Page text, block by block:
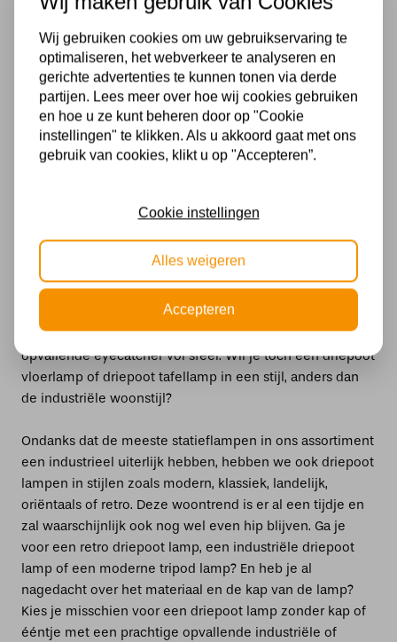
combineer deze met opvallende kleuren zoals
donkerblauw of groen. Qua materialen kun je de
industriële tripod lamp goed combineren met metaal,
ijzer of brons. De veelzijdige driepoot lamp heeft vele
opties wat betreft styling in jouw interieur!
Driepoot lamp kopen in verschillende
uitvoeringen
over drie poten beschikken, maar toch zijn al onze
diverse verschillende uitvoeringen als het gaat om tripod
lampen. Driepoot lampen zijn tijdloos en hebben een
luchtige uitstraling. Ze zorgen voor veel licht, maar ogen
niet erg zwaar, stoer of té robuust. In combinatie met de
juistelichtbronmaak je van de statieflamp een echte
opvallende eyecatcher vol sfeer. Wil je toch een driepoot
vloerlamp of driepoot tafellamp in een stijl, anders dan
de industriële woonstijl?
Ondanks dat de meeste statieflampen in ons assortiment
een industrieel uiterlijk hebben, hebben we ook driepoot
lampen in stijlen zoals modern, klassiek, landelijk,
oriëntaals of retro. Deze woontrend is er al een tijdje en
zal waarschijnlijk ook nog wel even hip blijven. Ga je
voor een retro driepoot lamp, een industriële driepoot
lamp of een moderne tripod lamp? En heb je al
nagedacht over het materiaal en de kap van de lamp?
Kies je misschien voor een driepoot lamp zonder kap of
ééntje met een prachtige opvallende industriële of
Wij gebruiken cookies om uw gebruikservaring te
optimaliseren, het webverkeer te analyseren en
gerichte advertenties te kunnen tonen via derde
partijen. Lees meer over hoe wij cookies gebruiken
en hoe u ze kunt beheren door op "Cookie
instellingen" te klikken. Als u akkoord gaat met ons
gebruik van cookies, klikt u op "Accepteren”.
Cookie instellingen
Alles weigeren
Accepteren